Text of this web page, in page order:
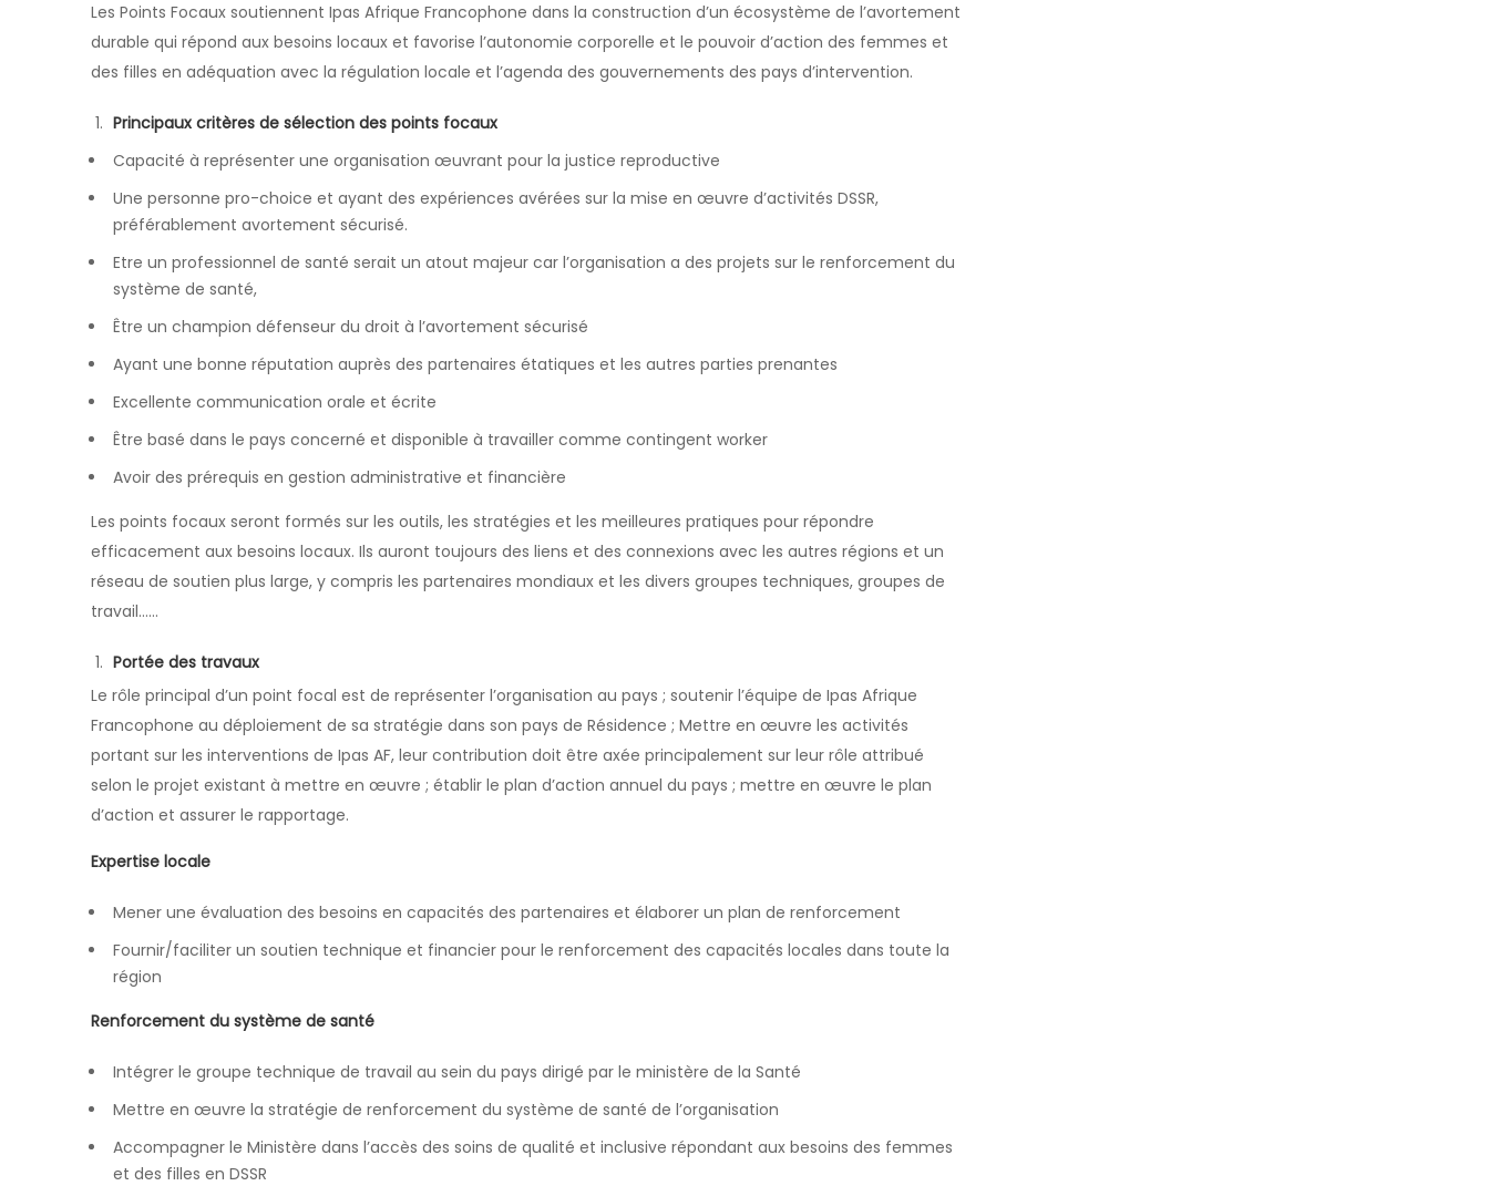
Les Points Focaux soutiennent Ipas Afrique Francophone dans la construction d’un écosystème de l’avortement
durable qui répond aux besoins locaux et favorise l’autonomie corporelle et le pouvoir d’action des femmes et
des filles en adéquation avec la régulation locale et l’agenda des gouvernements des pays d’intervention.
Principaux critères de sélection des points focaux
Capacité à représenter une organisation œuvrant pour la justice reproductive
Une personne pro-choice et ayant des expériences avérées sur la mise en œuvre d’activités DSSR,
préférablement avortement sécurisé.
Etre un professionnel de santé serait un atout majeur car l’organisation a des projets sur le renforcement du
système de santé,
Être un champion défenseur du droit à l’avortement sécurisé
Ayant une bonne réputation auprès des partenaires étatiques et les autres parties prenantes
Excellente communication orale et écrite
Être basé dans le pays concerné et disponible à travailler comme contingent worker
Avoir des prérequis en gestion administrative et financière
Les points focaux seront formés sur les outils, les stratégies et les meilleures pratiques pour répondre
efficacement aux besoins locaux. Ils auront toujours des liens et des connexions avec les autres régions et un
réseau de soutien plus large, y compris les partenaires mondiaux et les divers groupes techniques, groupes de
travail……
Portée des travaux
Le rôle principal d’un point focal est de représenter l’organisation au pays ; soutenir l’équipe de Ipas Afrique
Francophone au déploiement de sa stratégie dans son pays de Résidence ; Mettre en œuvre les activités
portant sur les interventions de Ipas AF, leur contribution doit être axée principalement sur leur rôle attribué
selon le projet existant à mettre en œuvre ; établir le plan d’action annuel du pays ; mettre en œuvre le plan
d’action et assurer le rapportage.
Expertise locale
Mener une évaluation des besoins en capacités des partenaires et élaborer un plan de renforcement
Fournir/faciliter un soutien technique et financier pour le renforcement des capacités locales dans toute la
région
Renforcement du système de santé
Intégrer le groupe technique de travail au sein du pays dirigé par le ministère de la Santé
Mettre en œuvre la stratégie de renforcement du système de santé de l’organisation
Accompagner le Ministère dans l’accès des soins de qualité et inclusive répondant aux besoins des femmes
et des filles en DSSR